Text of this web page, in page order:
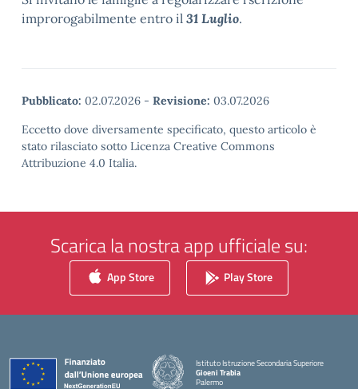
improrogabilmente entro il 31 Luglio.
Pubblicato: 02.07.2026 - Revisione: 03.07.2026
Eccetto dove diversamente specificato, questo articolo è
stato rilasciato sotto Licenza Creative Commons
Attribuzione 4.0 Italia.
Scarica la nostra app ufficiale su:
App Store Play Store
Istituto Istruzione Secondaria Superiore
Gioeni Trabia
Palermo